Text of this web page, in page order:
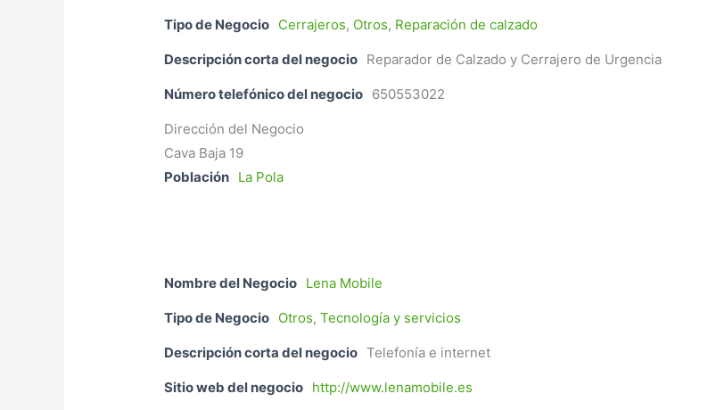
Tipo de Negocio Cerrajeros, Otros, Reparación de calzado
Descripción corta del negocio Reparador de Calzado y Cerrajero de Urgencia
Número telefónico del negocio 650553022
Dirección del Negocio
Cava Baja 19
Población La Pola
Nombre del Negocio Lena Mobile
Tipo de Negocio Otros,Tecnología y servicios
Descripción corta del negocio Telefonía e internet
Sitio web del negocio http://www.lenamobile.es